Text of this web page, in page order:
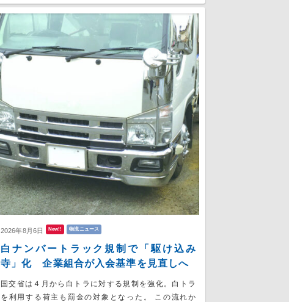
2026年8月6日 New!! 物流ニュース
白ナンバートラック規制で「駆け込み
寺」化 企業組合が入会基準を見直しへ
国交省は４月から白トラに対する規制を強化。白トラ
を利用する荷主も罰金の対象となった。 この流れか